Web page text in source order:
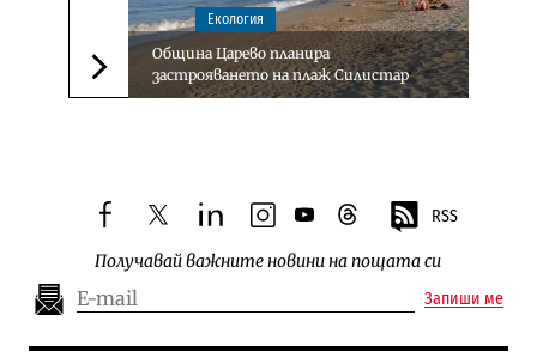
Следваща новина
Екология
Община Царево планира
застрояването на плаж Силистар
facebooktwitterlinkedininstagram
youtubethreads RSS
Получавай важните новини на пощата си
Запиши ме